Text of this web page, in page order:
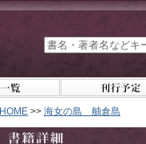
HOME >> 海女の島 舳倉島